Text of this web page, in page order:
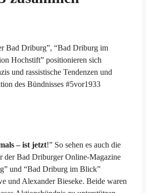
Bad Driburg”, “Bad Driburg im
Hochstift” positionieren sich
und rassistische Tendenzen und
des Bündnisses #5vor1933
– ist jetzt!” So sehen es auch die
der Bad Driburger Online-Magazine
und “Bad Driburg im Blick”
und Alexander Bieseke. Beide waren